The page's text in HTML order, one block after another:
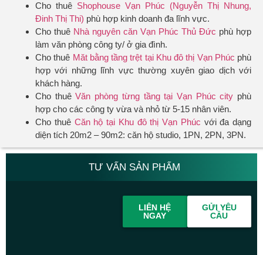
Cho thuê Shophouse Vạn Phúc (Nguyễn Thị Nhung,
Đinh Thị Thi) phù hợp kinh doanh đa lĩnh vực.
Cho thuê Nhà nguyên căn Vạn Phúc Thủ Đức phù hợp
làm văn phòng công ty/ ở gia đình.
Cho thuê Măt bằng tầng trệt tại Khu đô thị Vạn Phúc phù
hợp với những lĩnh vực thường xuyên giao dịch với
khách hàng.
Cho thuêVăn phòng từng tầng tại Vạn Phúc city phù
hợp cho các công ty vừa và nhỏ từ 5-15 nhân viên.
Cho thuê Căn hộ tại Khu đô thị Vạn Phúc với đa dạng
diện tích 20m2 – 90m2: căn hộ studio, 1PN, 2PN, 3PN.
TƯ VẤN SẢN PHẨM
LIÊN HỆ
NGAY
GỬI YÊU
CẦU